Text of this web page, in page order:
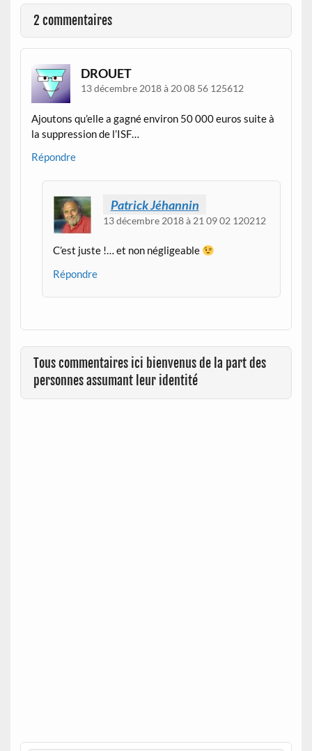
2 commentaires
DROUET
13 décembre 2018 à 20 08 56 125612
Ajoutons qu’elle a gagné environ 50 000 euros suite à
la suppression de l’ISF…
Répondre
Patrick Jéhannin
13 décembre 2018 à 21 09 02 120212
C’est juste !… et non négligeable
Répondre
Tous commentaires ici bienvenus de la part des
personnes assumant leur identité